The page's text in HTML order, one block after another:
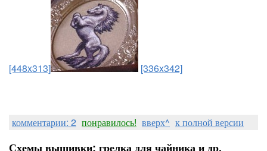
[448x313] [336x342]
комментарии: 2 понравилось! вверх^ к полной версии
Схемы вышивки: грелка для чайника и др.